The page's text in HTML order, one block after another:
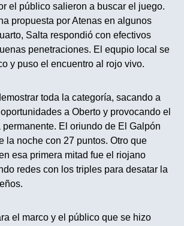
el público salieron a buscar el juego.
propuesta por Atenas en algunos
Salta respondió con efectivos
penetraciones. El equpio local se
y puso el encuentro al rojo vivo.
toda la categoría, sacando a
a Oberto y provocando el
El oriundo de El Galpón
la noche con 27 puntos. Otro que
esa primera mitad fue el riojano
redes con los triples para desatar la
el marco y el público que se hizo